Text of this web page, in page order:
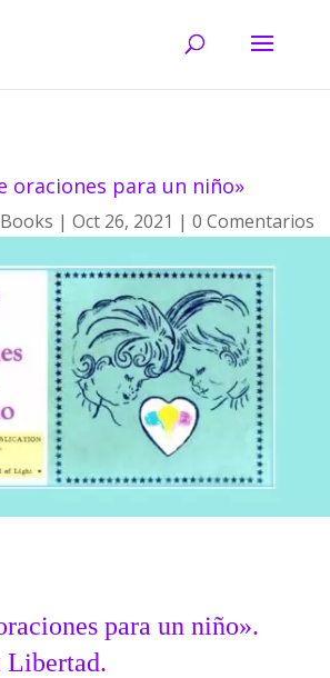
oraciones para un niño»
Oct 26, 2021 0 Comentarios
para un niño».
Libertad.